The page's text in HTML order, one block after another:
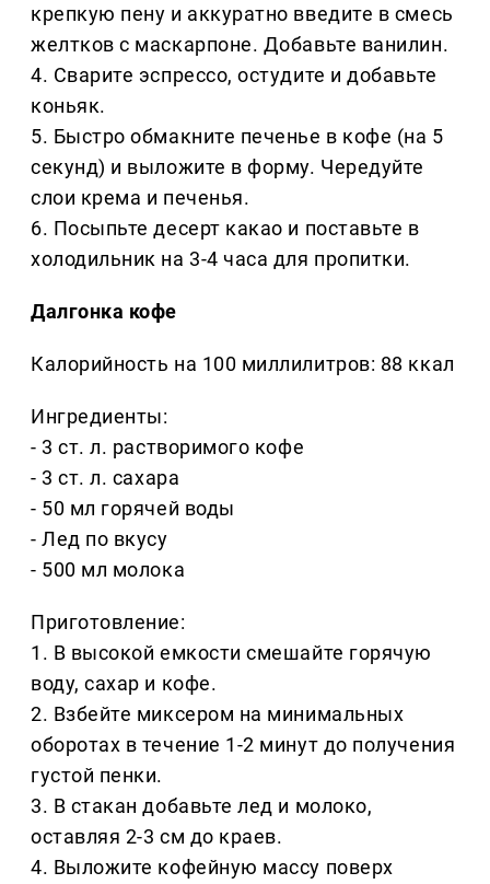
крепкую пену и аккуратно введите в смесь
желтков с маскарпоне. Добавьте ванилин.
4. Сварите эспрессо, остудите и добавьте
коньяк.
5. Быстро обмакните печенье в кофе (на 5
секунд) и выложите в форму. Чередуйте
слои крема и печенья.
6. Посыпьте десерт какао и поставьте в
холодильник на 3-4 часа для пропитки.
Далгонка кофе
Калорийность на 100 миллилитров: 88 ккал
Ингредиенты:
- 3 ст. л. растворимого кофе
- 3 ст. л. сахара
- 50 мл горячей воды
- Лед по вкусу
- 500 мл молока
Приготовление:
1. В высокой емкости смешайте горячую
воду, сахар и кофе.
2. Взбейте миксером на минимальных
оборотах в течение 1-2 минут до получения
густой пенки.
3. В стакан добавьте лед и молоко,
оставляя 2-3 см до краев.
4. Выложите кофейную массу поверх